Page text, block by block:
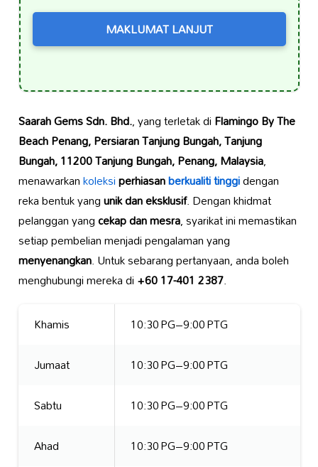
MAKLUMAT LANJUT
Saarah Gems Sdn. Bhd., yang terletak diFlamingo By The
Beach Penang, Persiaran Tanjung Bungah, Tanjung
Bungah, 11200 Tanjung Bungah, Penang, Malaysia,
menawarkankoleksiperhiasanberkualiti tinggidengan
reka bentuk yangunik dan eksklusif. Dengan khidmat
pelanggan yangcekap dan mesra, syarikat ini memastikan
setiap pembelian menjadi pengalaman yang
menyenangkan. Untuk sebarang pertanyaan, anda boleh
menghubungi mereka di+60 17-401 2387.
Khamis
10:30 PG–9:00 PTG
Jumaat
10:30 PG–9:00 PTG
Sabtu
10:30 PG–9:00 PTG
Ahad
10:30 PG–9:00 PTG